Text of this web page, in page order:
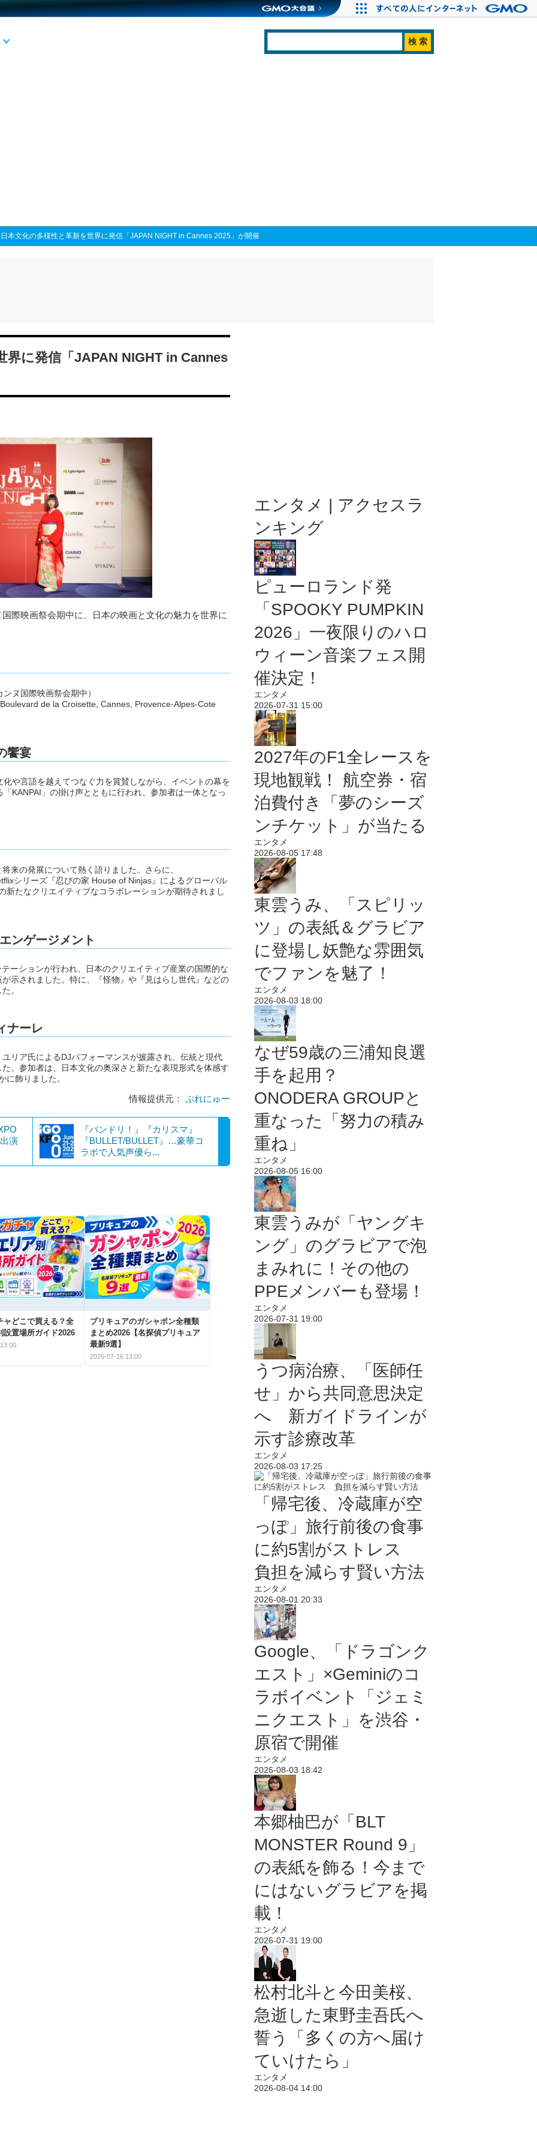
日本文化の多様性と革新を世界に発信「JAPAN NIGHT in Cannes 2025」が開催
界に発信「JAPAN NIGHT in Cannes
際映画祭会期中に、日本の映画と文化の魅力を世界に
ヌ国際映画祭会期中）
de la Croisette, Cannes, Provence-Alpes-Cote
饗宴
や言語を越えてつなぐ力を賞賛しながら、イベントの幕を
KANPAI」の掛け声とともに行われ、参加者は一体となっ
来の発展について熱く語りました。さらに、
シリーズ『忍びの家 House of Ninjas』によるグローバル
新たなクリエイティブなコラボレーションが期待されまし
ンゲージメント
ーションが行われ、日本のクリエイティブ産業の国際的な
示されました。特に、『怪物』や『見はらし世代』などの
。
ナーレ
リア氏によるDJパフォーマンスが披露され、伝統と現代
。参加者は、日本文化の奥深さと新たな表現形式を体感す
に飾りました。
情報提供元： ぷれにゅー
演
『バンドリ！』『カリスマ』
『BULLET/BULLET』…豪華コ
ラボで人気声優ら...
ャどこで買える？全
設置場所ガイド2026
プリキュアのガシャポン全種類
まとめ2026【名探偵プリキュア
最新9選】
2026-07-16 13:00
エンタメ | アクセスラ
ンキング
ピューロランド発
「SPOOKY PUMPKIN
2026」一夜限りのハロ
ウィーン音楽フェス開
催決定！
エンタメ
2026-07-31 15:00
2027年のF1全レースを
現地観戦！ 航空券・宿
泊費付き「夢のシーズ
ンチケット」が当たる
エンタメ
2026-08-05 17:48
東雲うみ、「スピリッ
ツ」の表紙＆グラビア
に登場し妖艶な雰囲気
でファンを魅了！
エンタメ
2026-08-03 18:00
なぜ59歳の三浦知良選
手を起用？
ONODERA GROUPと
重なった「努力の積み
重ね」
エンタメ
2026-08-05 16:00
東雲うみが「ヤングキ
ング」のグラビアで泡
まみれに！その他の
PPEメンバーも登場！
エンタメ
2026-07-31 19:00
うつ病治療、「医師任
せ」から共同意思決定
へ 新ガイドラインが
示す診療改革
エンタメ
2026-08-03 17:25
「帰宅後、冷蔵庫が空
っぽ」旅行前後の食事
に約5割がストレス
負担を減らす賢い方法
エンタメ
2026-08-01 20:33
Google、「ドラゴンク
エスト」×Geminiのコ
ラボイベント「ジェミ
ニクエスト」を渋谷・
原宿で開催
エンタメ
2026-08-03 18:42
本郷柚巴が「BLT
MONSTER Round 9」
の表紙を飾る！今まで
にはないグラビアを掲
載！
エンタメ
2026-07-31 19:00
松村北斗と今田美桜、
急逝した東野圭吾氏へ
誓う「多くの方へ届け
ていけたら」
エンタメ
2026-08-04 14:00